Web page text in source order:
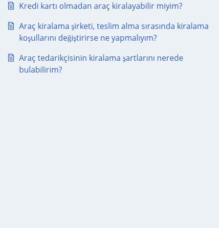
Kredi kartı olmadan araç kiralayabilir miyim?
Araç kiralama şirketi, teslim alma sırasında kiralama
koşullarını değiştirirse ne yapmalıyım?
Araç tedarikçisinin kiralama şartlarını nerede
bulabilirim?